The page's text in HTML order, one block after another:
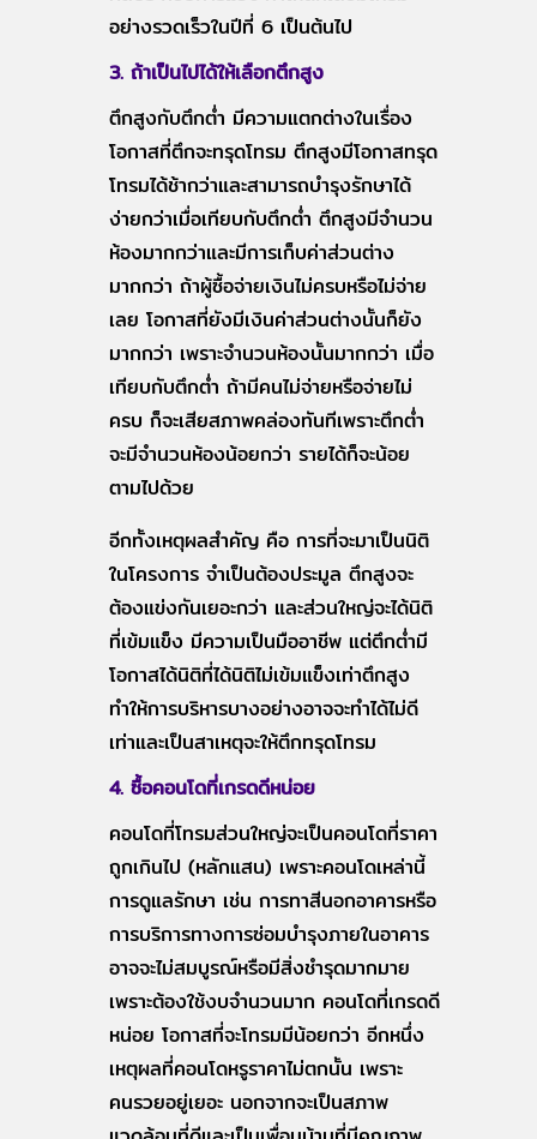
อย่างรวดเร็วในปีที่ 6 เป็นต้นไป
3. ถ้าเป็นไปได้ให้เลือกตึกสูง
ตึกสูงกับตึกต่ำ มีความแตกต่างในเรื่อง
โอกาสที่ตึกจะทรุดโทรม ตึกสูงมีโอกาสทรุด
โทรมได้ช้ากว่าและสามารถบำรุงรักษาได้
ง่ายกว่าเมื่อเทียบกับตึกต่ำ ตึกสูงมีจำนวน
ห้องมากกว่าและมีการเก็บค่าส่วนต่าง
มากกว่า ถ้าผู้ซื้อจ่ายเงินไม่ครบหรือไม่จ่าย
เลย โอกาสที่ยังมีเงินค่าส่วนต่างนั้นก็ยัง
มากกว่า เพราะจำนวนห้องนั้นมากกว่า เมื่อ
เทียบกับตึกต่ำ ถ้ามีคนไม่จ่ายหรือจ่ายไม่
ครบ ก็จะเสียสภาพคล่องทันทีเพราะตึกต่ำ
จะมีจำนวนห้องน้อยกว่า รายได้ก็จะน้อย
ตามไปด้วย
อีกทั้งเหตุผลสำคัญ คือ การที่จะมาเป็นนิติ
ในโครงการ จำเป็นต้องประมูล ตึกสูงจะ
ต้องแข่งกันเยอะกว่า และส่วนใหญ่จะได้นิติ
ที่เข้มแข็ง มีความเป็นมืออาชีพ แต่ตึกต่ำมี
โอกาสได้นิติที่ได้นิติไม่เข้มแข็งเท่าตึกสูง
ทำให้การบริหารบางอย่างอาจจะทำได้ไม่ดี
เท่าและเป็นสาเหตุจะให้ตึกทรุดโทรม
4. ซื้อคอนโดที่เกรดดีหน่อย
คอนโดที่โทรมส่วนใหญ่จะเป็นคอนโดที่ราคา
ถูกเกินไป (หลักแสน) เพราะคอนโดเหล่านี้
การดูแลรักษา เช่น การทาสีนอกอาคารหรือ
การบริการทางการซ่อมบำรุงภายในอาคาร
อาจจะไม่สมบูรณ์หรือมีสิ่งชำรุดมากมาย
เพราะต้องใช้งบจำนวนมาก คอนโดที่เกรดดี
หน่อย โอกาสที่จะโทรมมีน้อยกว่า อีกหนึ่ง
เหตุผลที่คอนโดหรูราคาไม่ตกนั้น เพราะ
คนรวยอยู่เยอะ นอกจากจะเป็นสภาพ